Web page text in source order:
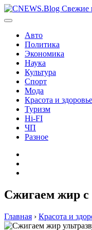
Перейти
к
Авто
Политика
Экономика
Наука
Культура
Спорт
Мода
Красота и здоровье
Туризм
Hi-FI
ЧП
Разное
Сжигаем жир с
Главная › Красота и